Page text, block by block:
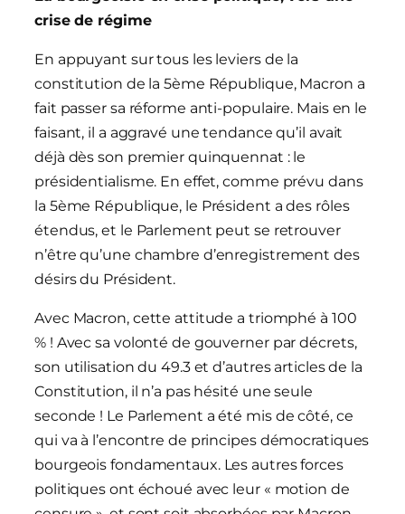
crise de régime
En appuyant sur tous les leviers de la
constitution de la 5ème République, Macron a
fait passer sa réforme anti-populaire. Mais en le
faisant, il a aggravé une tendance qu’il avait
déjà dès son premier quinquennat : le
présidentialisme. En effet, comme prévu dans
la 5ème République, le Président a des rôles
étendus, et le Parlement peut se retrouver
n’être qu’une chambre d’enregistrement des
désirs du Président.
Avec Macron, cette attitude a triomphé à 100
% ! Avec sa volonté de gouverner par décrets,
son utilisation du 49.3 et d’autres articles de la
Constitution, il n’a pas hésité une seule
seconde ! Le Parlement a été mis de côté, ce
qui va à l’encontre de principes démocratiques
bourgeois fondamentaux. Les autres forces
politiques ont échoué avec leur « motion de